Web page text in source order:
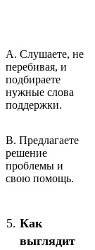
А. Слушаете, не
перебивая, и
подбираете
нужные слова
поддержки.
В. Предлагаете
решение
проблемы и
свою помощь.
Как
выглядит